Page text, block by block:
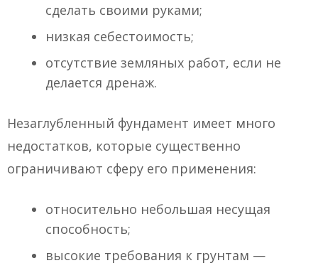
сделать своими руками;
низкая себестоимость;
отсутствие земляных работ, если не
делается дренаж.
Незаглубленный фундамент имеет много
недостатков, которые существенно
ограничивают сферу его применения:
относительно небольшая несущая
способность;
высокие требования к грунтам —